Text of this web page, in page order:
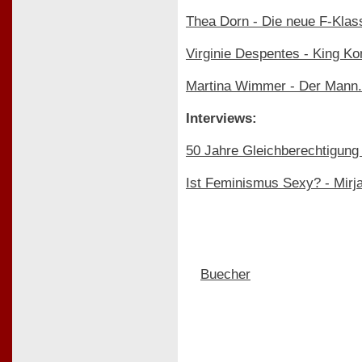
Thea Dorn - Die neue F-
Virginie Despentes - King
Martina Wimmer - Der
Interviews:
50 Jahre
Ist Feminismus Sexy? -
Buecher